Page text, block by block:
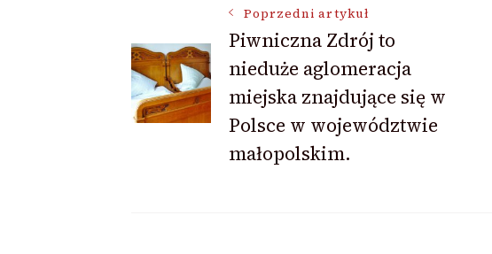
Nawigacja
wpisu
Poprzedni artykuł
Piwniczna Zdrój to
nieduże aglomeracja
miejska znajdujące się w
Polsce w województwie
małopolskim.